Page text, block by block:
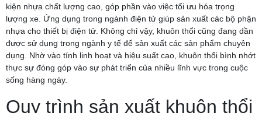
kiện nhựa chất lượng cao, góp phần vào việc tối ưu hóa trọng
lượng xe. Ứng dụng trong ngành điện tử giúp sản xuất các bộ phận
nhựa cho thiết bị điện tử. Không chỉ vậy, khuôn thổi cũng đang dần
được sử dụng trong ngành y tế để sản xuất các sản phẩm chuyên
dụng. Nhờ vào tính linh hoạt và hiệu suất cao, khuôn thổi bình nhớt
thực sự đóng góp vào sự phát triển của nhiều lĩnh vực trong cuộc
sống hàng ngày.
Quy trình sản xuất khuôn thổi